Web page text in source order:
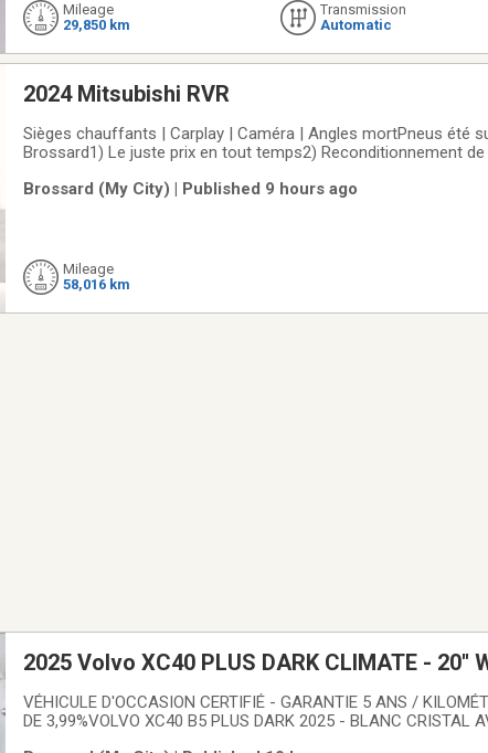
Mileage
29,850 km
Transmission
Automatic
2024 Mitsubishi RVR
Sièges chauffants | Carplay | Caméra | Angles mortPneus été
Brossard1) Le juste prix en tout temps2) Reconditionnement
systématique en 112 points par nos techniciens
Brossard (My City) | Published 9 hours ago
Mileage
58,016 km
2025 Volvo XC40 PLUS DARK CLIMATE - 20''
VÉHICULE D'OCCASION CERTIFIÉ - GARANTIE 5 ANS /
DE 3,99%VOLVO XC40 B5 PLUS DARK 2025 - BLANC CRISTAL